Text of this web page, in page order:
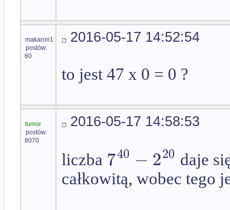
makaron1
postów:
60
2016-05-17 14:52:54
to jest 47 x 0 = 0 ?
tumor
postów:
8070
2016-05-17 14:58:53
liczba 740 − 220 daje
całkowitą, wobec tego